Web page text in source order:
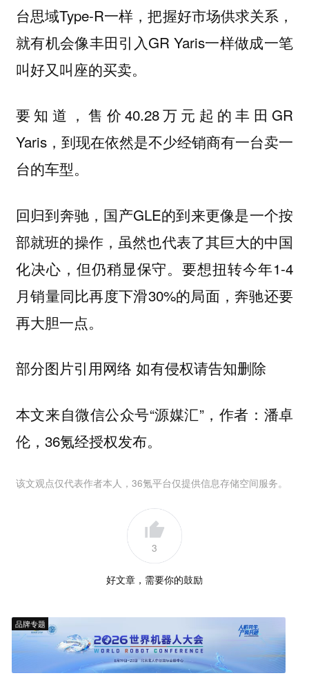
台思域Type-R一样，把握好市场供求关系，
就有机会像丰田引入GR Yaris一样做成一笔
叫好又叫座的买卖。
要知道，售价40.28万元起的丰田GR
Yaris，到现在依然是不少经销商有一台卖一
台的车型。
回归到奔驰，国产GLE的到来更像是一个按
部就班的操作，虽然也代表了其巨大的中国
化决心，但仍稍显保守。要想扭转今年1-4
月销量同比再度下滑30%的局面，奔驰还要
再大胆一点。
部分图片引用网络 如有侵权请告知删除
本文来自微信公众号“源媒汇”，作者：潘卓
伦，36氪经授权发布。
该文观点仅代表作者本人，36氪平台仅提供信息存储空间服务。
3
好文章，需要你的鼓励
品牌专题